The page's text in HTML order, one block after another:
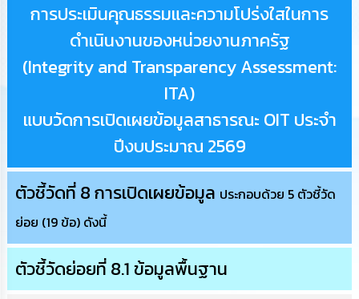
การ
จัด
จ้าง
การ
เงิน
นโยบาย
No
Gift
Policy
การ
การประเมินคุณธรรมและความโปร่งใสในการ
ดำเนินงานของหน่วยงานภาครัฐ
(Integrity and Transparency Assessment:
ITA)
แบบวัดการเปิดเผยข้อมูลสาธารณะ OIT ประจำ
ปีงบประมาณ 2569
ตัวชี้วัดที่ 8 การเปิดเผยข้อมูล ประกอบด้วย 5 ตัวชี้วัด
ย่อย (19 ข้อ) ดังนี้
ตัวชี้วัดย่อยที่ 8.1 ข้อมูลพื้นฐาน